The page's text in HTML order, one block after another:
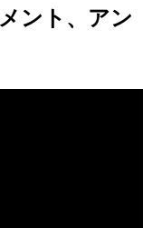
ント、アン